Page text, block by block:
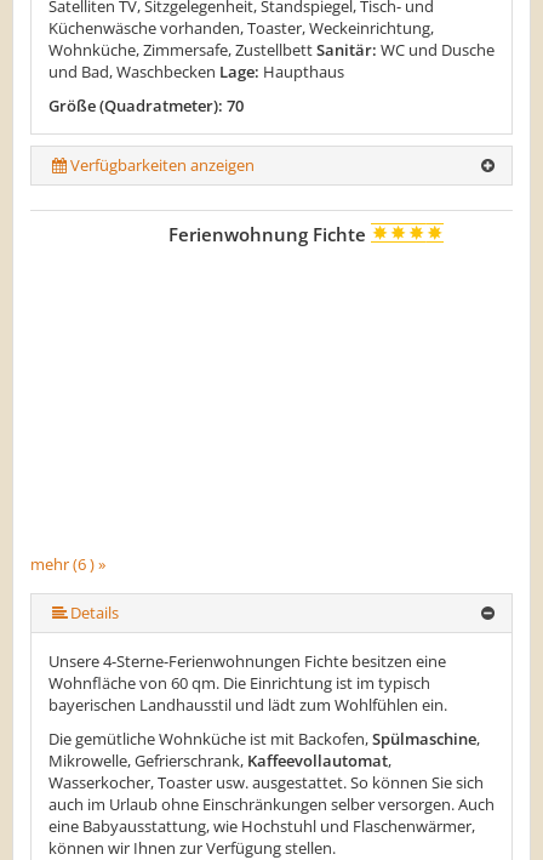
Satelliten TV, Sitzgelegenheit, Standspiegel, Tisch- und
Küchenwäsche vorhanden, Toaster, Weckeinrichtung,
Wohnküche, Zimmersafe, ZustellbettSanitär: WC und Dusche
und Bad, Waschbecken Lage: Haupthaus
Größe (Quadratmeter): 70
Verfügbarkeiten anzeigen
mehr (6 ) »
mehr (6 ) »
mehr (6 ) »
Ferienwohnung Fichte
Details
Unsere 4-Sterne-Ferienwohnungen Fichte besitzen eine
Wohnfläche von 60 qm. Die Einrichtung ist im typisch
bayerischen Landhausstil und lädt zum Wohlfühlen ein.
Die gemütliche Wohnküche ist mit Backofen,Spülmaschine,
Mikrowelle, Gefrierschrank, Kaffeevollautomat,
Wasserkocher, Toaster usw. ausgestattet. So können Sie sich
auch im Urlaub ohne Einschränkungen selber versorgen. Auch
eine Babyausstattung, wie Hochstuhl und Flaschenwärmer,
können wir Ihnen zur Verfügung stellen.